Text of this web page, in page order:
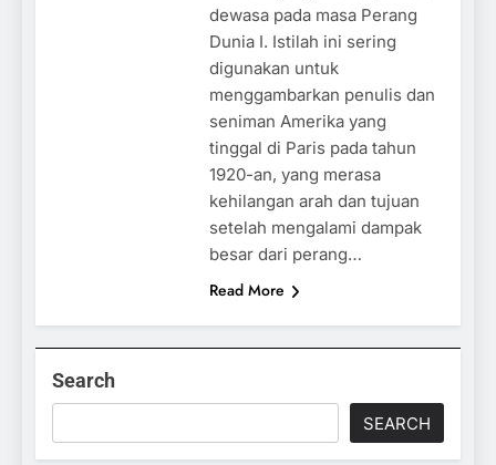
dewasa pada masa Perang
Dunia I. Istilah ini sering
digunakan untuk
menggambarkan penulis dan
seniman Amerika yang
tinggal di Paris pada tahun
1920-an, yang merasa
kehilangan arah dan tujuan
setelah mengalami dampak
besar dari perang…
Read More
Search
SEARCH